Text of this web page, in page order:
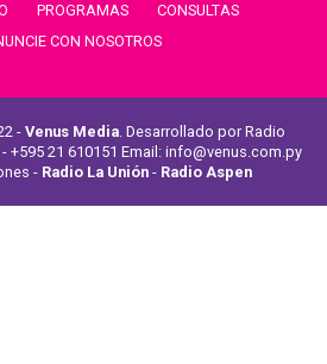
PROGRAMAS
CONSULTAS
CON NOSOTROS
- Venus Media. Desarrollado por Radio
+595 21 610151 Email: info@venus.com.py
- Radio La Unión - Radio Aspen